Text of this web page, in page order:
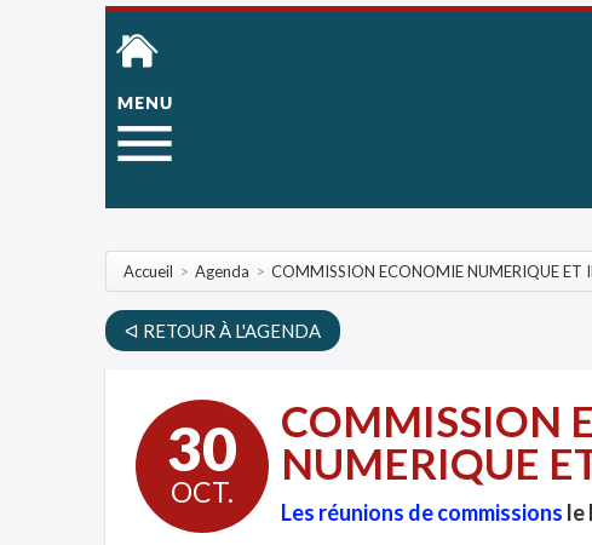
Accueil > Agenda > COMMISSION ECONOMIE NUMERIQUE ET
ᐊ RETOUR À L'AGENDA
30
OCT.
COMMISSION
NUMERIQUE
Les réunions de commissions le